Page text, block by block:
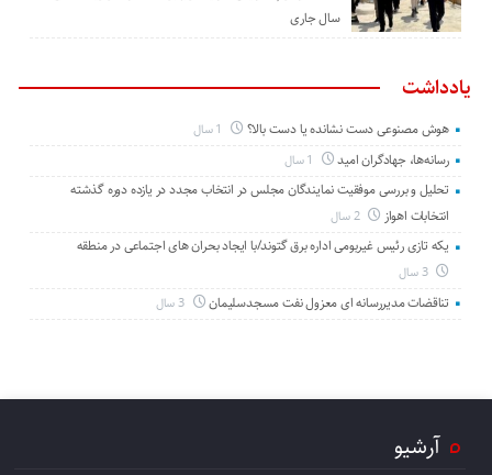
سال جاری
یادداشت
هوش مصنوعی دست نشانده یا دست بالا؟
رسانه‌ها، جهادگران امید
تحلیل و بررسی موفقیت نمایندگان مجلس در انتخاب مجدد در یازده دوره گذشته
انتخابات اهواز
2 سال
یکه تازی رئیس غیربومی اداره برق گتوند/با ایجاد بحران های اجتماعی در منطقه
3 سال
تناقضات مدیررسانه ای معزول نفت مسجدسلیمان 3 سال
آرشیو